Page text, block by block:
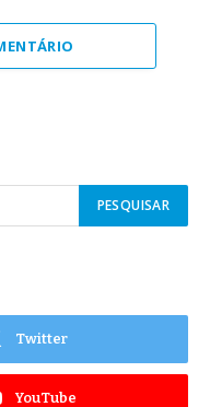
Twitter
YouTube